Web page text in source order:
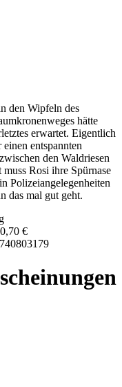
den Wipfeln des
hätte
erwartet. Eigentlich
entspannten
den Waldriesen
muss Rosi ihre Spürnase
Polizeiangelegenheiten
das mal gut geht.
€